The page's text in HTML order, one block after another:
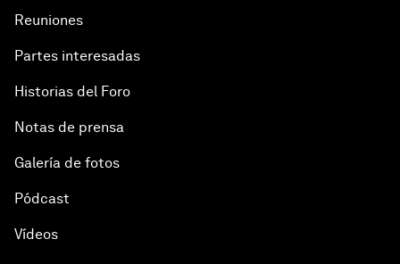
Reuniones
Partes interesadas
Historias del Foro
Notas de prensa
Galería de fotos
Pódcast
Vídeos